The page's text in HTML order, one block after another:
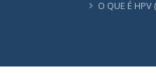
O QUE É HPV